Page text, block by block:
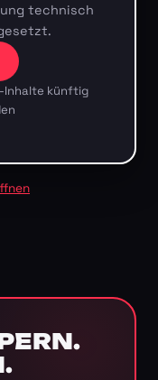
technisch
Inhalte künftig